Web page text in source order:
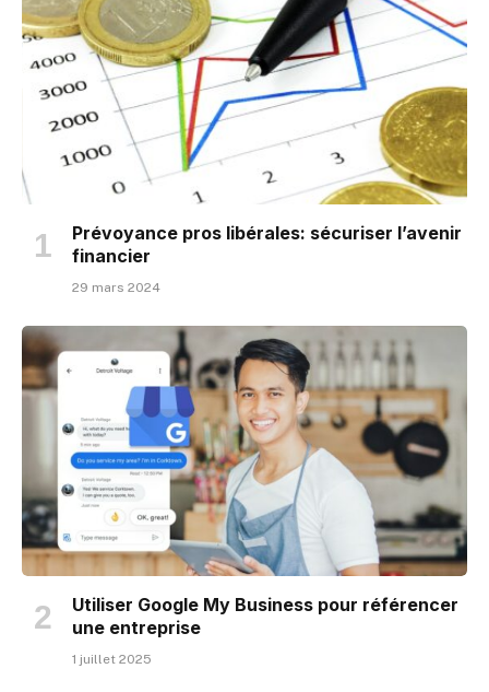
Prévoyance pros libérales: sécuriser l’avenir
financier
29 mars 2024
Utiliser Google My Business pour référencer
une entreprise
1 juillet 2025